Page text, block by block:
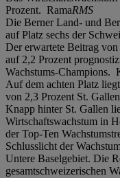
Prozent. RamaRMS
Die Berner Land- und
auf Platz sechs der
Der erwartete Beitrag
auf 2,2 Prozent
Wachstums-Champions.
Auf dem achten Platz
von 2,3 Prozent St.
Knapp hinter St. Gallen
Wirtschaftswachstum in
der Top-Ten
Schlusslicht der
Untere Baselgebiet. Die
gesamtschweizerischen